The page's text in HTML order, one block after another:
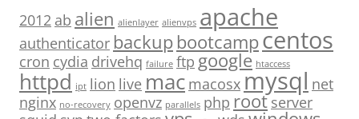
2012 ab alien alienlayer alienvps apache
authenticator backupbootcampcentos
cron cydia drivehq failure ftp google htaccess
httpd ipt lion live mac macosxmysql net
nginx no-recovery openvz parallels php root server